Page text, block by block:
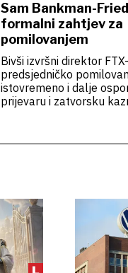
Sam Bankman-
formalni zahtjev za
pomilovanjem
Bivši izvršni direktor
predsjedničko
istovremeno i dalje
prijevaru i zatvorsku